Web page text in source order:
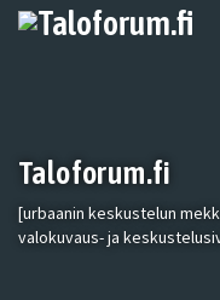
Taloforum.fi
[urbaanin keskustelun
valokuvaus- ja